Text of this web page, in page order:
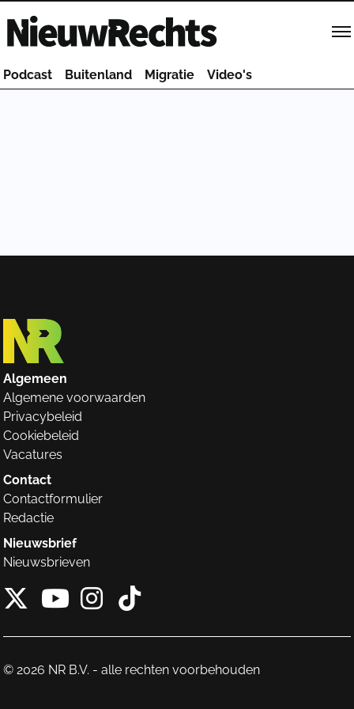
Homepage van NieuwRechts
Podcast Buitenland Migratie Video's
Algemeen
Algemene voorwaarden
Privacybeleid
Cookiebeleid
Vacatures
Contact
Contactformulier
Redactie
Nieuwsbrief
Nieuwsbrieven
X van NieuwRechts
Instagram van
Tiktok van
© 2026 NR B.V. - alle rechten voorbehouden